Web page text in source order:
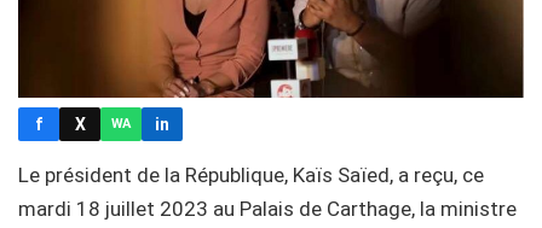
f X WA in
Le président de la République, Kaïs Saïed, a reçu, ce
mardi 18 juillet 2023 au Palais de Carthage, la ministre